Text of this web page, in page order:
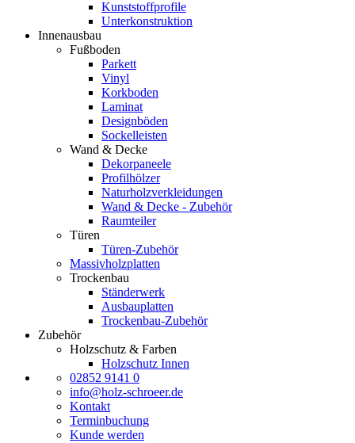
Kunststoffprofile
Unterkonstruktion
Innenausbau
Fußboden
Parkett
Vinyl
Korkboden
Laminat
Designböden
Sockelleisten
Wand & Decke
Dekorpaneele
Profilhölzer
Naturholzverkleidungen
Wand & Decke - Zubehör
Raumteiler
Türen
Türen-Zubehör
Massivholzplatten
Trockenbau
Ständerwerk
Ausbauplatten
Trockenbau-Zubehör
Zubehör
Holzschutz & Farben
Holzschutz Innen
02852 9141 0
info@holz-schroeer.de
Kontakt
Terminbuchung
Kunde werden